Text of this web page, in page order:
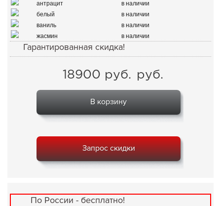
антрацит
в наличии
белый
в наличии
ваниль
в наличии
жасмин
в наличии
Гарантированная скидка!
18900 руб. руб.
В корзину
Запрос скидки
По России - бесплатно!